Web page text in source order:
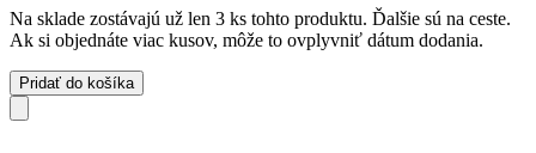
Na sklade zostávajú už len 3 ks tohto produktu. Ďalšie sú na ceste.
Ak si objednáte viac kusov, môže to ovplyvniť dátum dodania.
Pridať do košíka